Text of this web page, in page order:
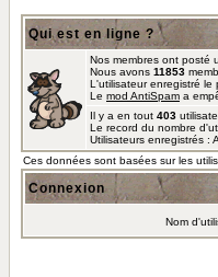
Qui est en ligne ?
Nos membres ont posté
Nous avons 11853
L'utilisateur enregistré le
Le mod AntiSpam a
Il y a en tout 403
Le record du nombre
Utilisateurs enregistrés :
Ces données sont basées sur les
Connexion
Nom